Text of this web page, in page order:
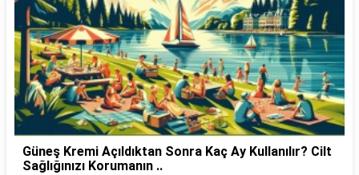
Güneş Kremi Açıldıktan Sonra Kaç Ay Kullanılır? Cilt
Sağlığınızı Korumanın ..